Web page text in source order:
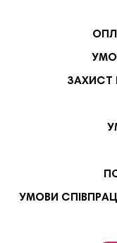
ЗАХИСТ
УМОВИ